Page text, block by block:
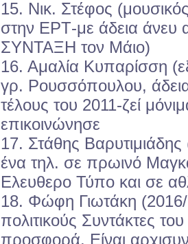
15. Νικ. Στέφος
στην ΕΡΤ-με άδεια άνευ
ΣΥΝΤΑΞΗ τον Μάιο)
16. Αμαλία Κυπαρίσση
γρ. Ρουσσόπουλου,
τέλους του 2011-ζεί
επικοινώνησε
17. Στάθης
ένα τηλ. σε πρωινό
Ελευθερο Τύπο και σε
18. Φώφη Γιωτάκη
πολιτικούς Συντάκτες
προσφορά. Είναι